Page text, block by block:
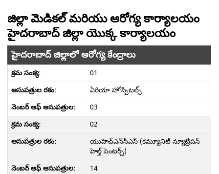
జిల్లా మెడికల్ మరియు ఆరోగ్య కార్యాలయం
హైదరాబాద్ జిల్లా యొక్క కార్యాలయం
హైదరాబాద్ జిల్లాలో ఆరోగ్య కేంద్రాలు
01
ఏరియా హోస్పిటల్స్
03
02
యుహెచ్‌ఎన్‌సి‌ఎస్ (కమ్యూనిటీ న్యూట్రిషన్
హెల్త్ సెంటర్స్)
14